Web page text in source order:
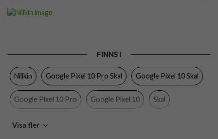
Färg Svart
Hårdplast (PC), Mjukplast (TPU)
EAN
FINNS I
Nillkin Google Pixel 10 Pro Skal Google Pixel 10 Skal
Google Pixel 10 Pro Google Pixel 10 Skal
Svarta skal
Visa fler